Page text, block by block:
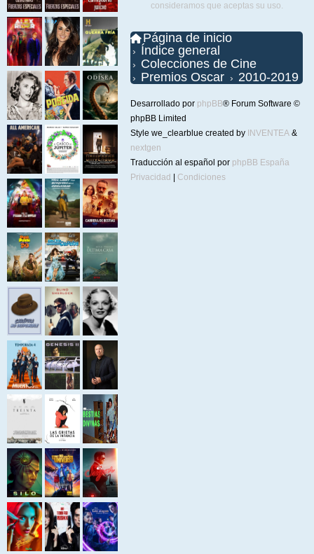
consideramos que aceptas su uso.
Página de inicio
Índice general
Colecciones de Cine
Premios Oscar
2010-2019
Desarrollado por phpBB® Forum Software ©
phpBB Limited
Style we_clearblue created by INVENTEA &
nextgen
Traducción al español por phpBB España
Privacidad
Condiciones